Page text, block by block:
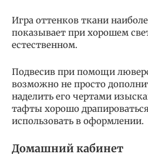
Игра оттенков ткани
показывает при хорошем
естественном.
Подвесив при помощи
возможно не просто
наделить его чертами
тафты хорошо
использовать в оформлении.
Домашний кабинет